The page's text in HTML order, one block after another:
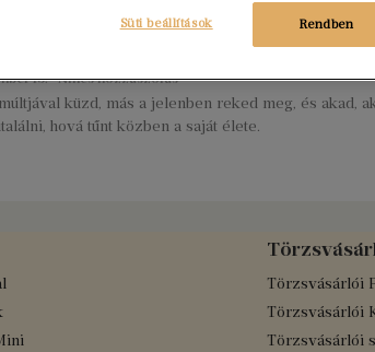
– de még nincs kedved
15. Nincs hozzászólás
küzd, más a jelenben reked meg, és akad,
hová tűnt közben a saját élete.
Törzsvásárlói
Törzsvásárlói
Törzsvásárlói
Rendben
Süti beállítások